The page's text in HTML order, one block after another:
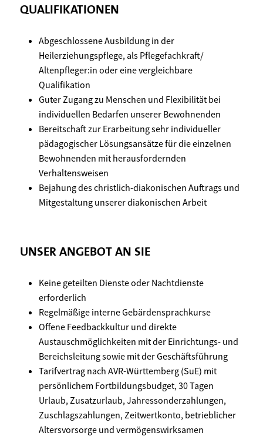
QUALIFIKATIONEN
Abgeschlossene Ausbildung in der
Heilerziehungspflege, als Pflegefachkraft/
Altenpfleger:in oder eine vergleichbare
Qualifikation
Guter Zugang zu Menschen und Flexibilität bei
individuellen Bedarfen unserer Bewohnenden
Bereitschaft zur Erarbeitung sehr individueller
pädagogischer Lösungsansätze für die einzelnen
Bewohnenden mit herausfordernden
Verhaltensweisen
Bejahung des christlich-diakonischen Auftrags und
Mitgestaltung unserer diakonischen Arbeit
UNSER ANGEBOT AN SIE
Keine geteilten Dienste oder Nachtdienste
erforderlich
Regelmäßige interne Gebärdensprachkurse
Offene Feedbackkultur und direkte
Austauschmöglichkeiten mit der Einrichtungs- und
Bereichsleitung sowie mit der Geschäftsführung
Tarifvertrag nach AVR-Württemberg (SuE) mit
persönlichem Fortbildungsbudget, 30 Tagen
Urlaub, Zusatzurlaub, Jahressonderzahlungen,
Zuschlagszahlungen, Zeitwertkonto, betrieblicher
Altersvorsorge und vermögenswirksamen